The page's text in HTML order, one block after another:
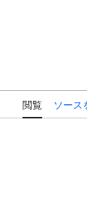
閲覧 ソース